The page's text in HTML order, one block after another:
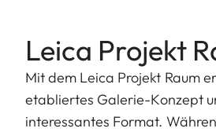
Leica Projekt
Mit dem Leica Projekt Raum
etabliertes Galerie-Konzept
interessantes Format.